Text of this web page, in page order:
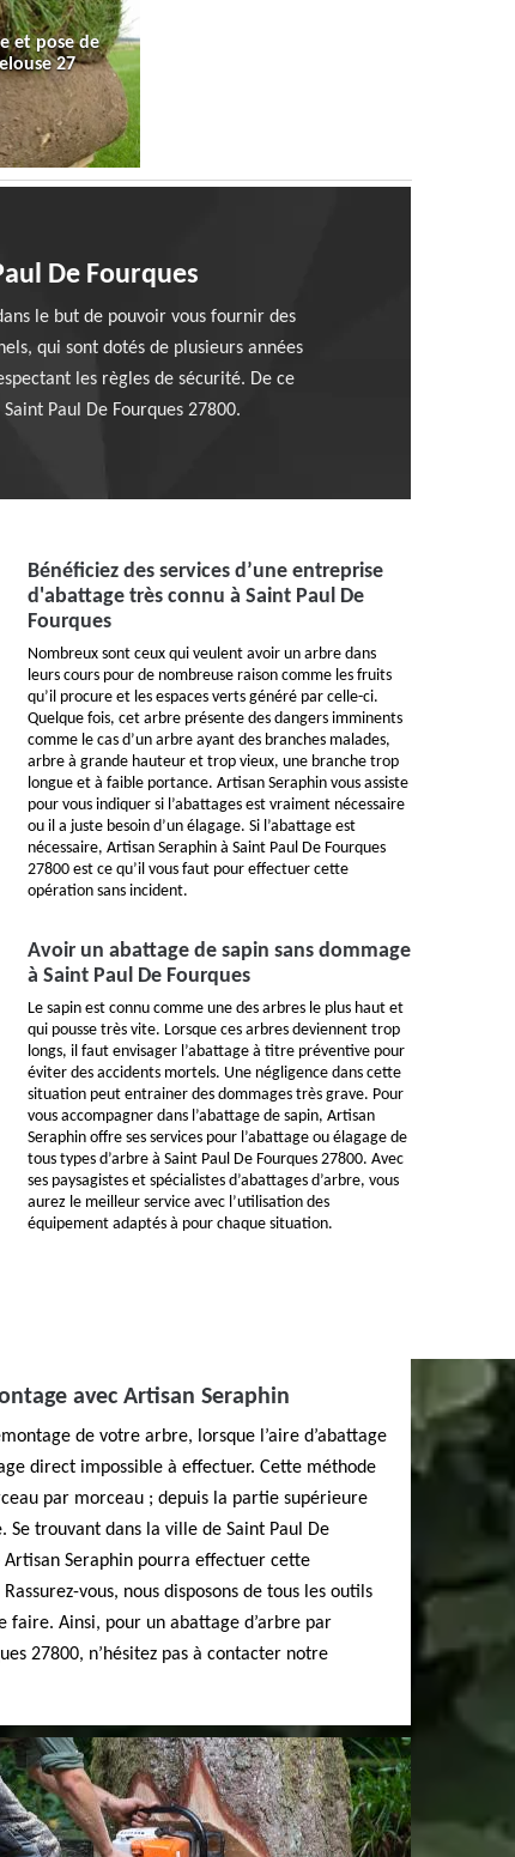
et pose de
27
De Fourques
le but de pouvoir vous fournir des
qui sont dotés de plusieurs années
les règles de sécurité. De ce
Paul De Fourques 27800.
Bénéficiez des services d’une entreprise
d'abattage très connu à Saint Paul De
Fourques
Nombreux sont ceux qui veulent avoir un arbre dans
leurs cours pour de nombreuse raison comme les fruits
qu’il procure et les espaces verts généré par celle-ci.
Quelque fois, cet arbre présente des dangers imminents
comme le cas d’un arbre ayant des branches malades,
arbre à grande hauteur et trop vieux, une branche trop
longue et à faible portance. Artisan Seraphin vous assiste
pour vous indiquer si l’abattages est vraiment nécessaire
ou il a juste besoin d’un élagage. Si l’abattage est
nécessaire, Artisan Seraphin à Saint Paul De Fourques
27800 est ce qu’il vous faut pour effectuer cette
opération sans incident.
Avoir un abattage de sapin sans dommage
à Saint Paul De Fourques
Le sapin est connu comme une des arbres le plus haut et
qui pousse très vite. Lorsque ces arbres deviennent trop
longs, il faut envisager l’abattage à titre préventive pour
éviter des accidents mortels. Une négligence dans cette
situation peut entrainer des dommages très grave. Pour
vous accompagner dans l’abattage de sapin, Artisan
Seraphin offre ses services pour l’abattage ou élagage de
tous types d’arbre à Saint Paul De Fourques 27800. Avec
ses paysagistes et spécialistes d’abattages d’arbre, vous
aurez le meilleur service avec l’utilisation des
équipement adaptés à pour chaque situation.
avec Artisan Seraphin
de votre arbre, lorsque l’aire d’abattage
direct impossible à effectuer. Cette méthode
par morceau ; depuis la partie supérieure
Se trouvant dans la ville de Saint Paul De
Seraphin pourra effectuer cette
vous, nous disposons de tous les outils
faire. Ainsi, pour un abattage d’arbre par
27800, n’hésitez pas à contacter notre